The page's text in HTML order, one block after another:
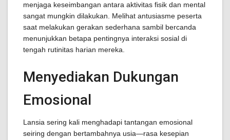
menjaga keseimbangan antara aktivitas fisik dan mental
sangat mungkin dilakukan. Melihat antusiasme peserta
saat melakukan gerakan sederhana sambil bercanda
menunjukkan betapa pentingnya interaksi sosial di
tengah rutinitas harian mereka.
Menyediakan Dukungan
Emosional
Lansia sering kali menghadapi tantangan emosional
seiring dengan bertambahnya usia—rasa kesepian